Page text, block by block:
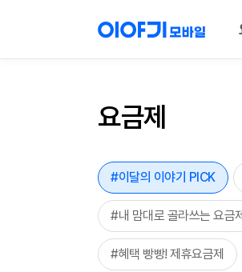
요금제
#이달의 이야기 PICK
#내 맘대로 골라쓰는 요금제
#혜택 빵빵! 제휴요금제